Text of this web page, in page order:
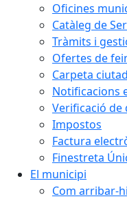
Oficines
Catàleg de
Tràmits i
Ofertes de
Carpeta
Notificacions
Verificació de
Impostos
Factura
Finestreta
El municipi
Com arribar-hi